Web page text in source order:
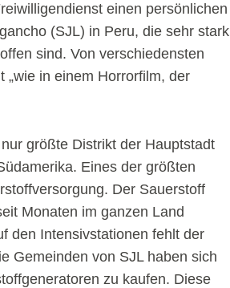
einen persönlichen
(SJL) in Peru, die sehr stark
sind. Von verschiedensten
„wie in einem Horrorfilm, der
größte Distrikt der Hauptstadt
Eines der größten
Der Sauerstoff
Monaten im ganzen Land
den Intensivstationen fehlt der
Gemeinden von SJL haben sich
zu kaufen. Diese